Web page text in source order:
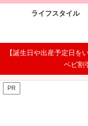
ライフスタイル
【誕生日や出産予定日を
ベビ割
PR